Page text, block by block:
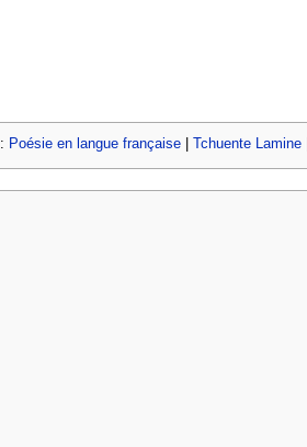
: Poésie en langue française| Tchuente Lamine|